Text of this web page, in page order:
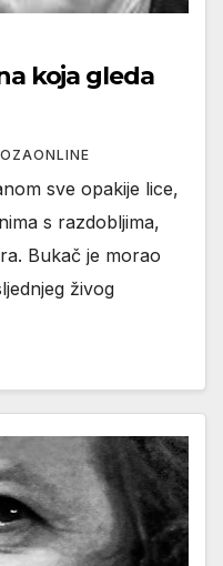
koja gleda
sve opakije lice,
s razdobljima,
Bukač je morao
živog